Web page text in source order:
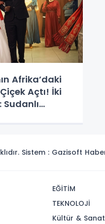
Afrika’daki
Açtı! İki
Sudanlı
Sistem : Gazisoft
EĞİTİM
TEKNOLOJİ
Kültür & Sanat